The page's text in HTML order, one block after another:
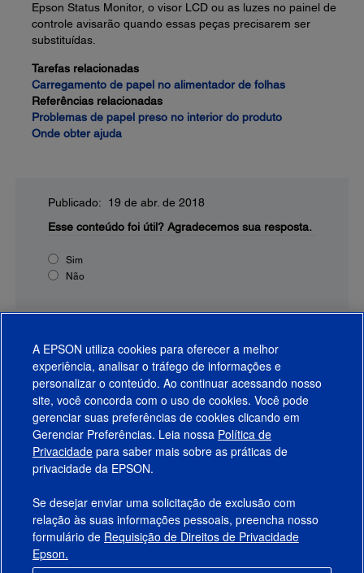
Epson Status Monitor, o visor LCD ou as luzes no painel de
controle avisarão quando essas peças precisarem ser
substituídas.
Tarefas relacionadas
Carregamento de papel no alimentador de folhas
Referências relacionadas
Problemas de papel preso no interior do produto
Onde obter ajuda
Publicado: 19 de abr. de 2018
Esse conteúdo foi útil? Agradecemos sua resposta.
Sim
Não
Produtos
Suporte
Links Sugeridos
Empresa
A EPSON utiliza cookies para oferecer a melhor
experiência, analisar o tráfego de informações e
personalizar o conteúdo. Ao continuar acessando nosso
site, você concorda com o uso de cookies. Você pode
gerenciar suas preferências de cookies clicando em
Gerenciar Preferências. Leia nossa Política de
Privacidade para saber mais sobre as práticas de
privacidade da EPSON.
Se desejar enviar uma solicitação de exclusão com
relação às suas informações pessoais, preencha nosso
formulário de Requisição de Direitos de Privacidade
Epson.